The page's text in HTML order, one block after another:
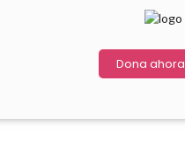
Dona ahora